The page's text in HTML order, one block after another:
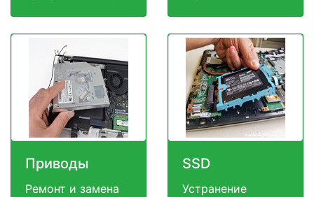
Приводы
Ремонт и замена
SSD
Устранение